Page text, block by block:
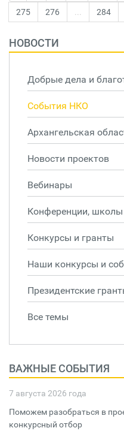
275 276 284
НОВОСТИ
Добрые дела и
События НКО
Архангельская
Новости проектов
Вебинары
Конференции,
Конкурсы и гранты
Наши конкурсы и
Президентские
Все темы
ВАЖНЫЕ СОБЫТИЯ
7 августа 2026 года
Поможем разобраться в
конкурсный отбор